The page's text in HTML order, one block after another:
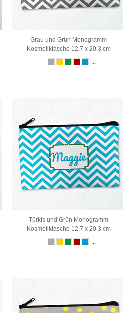
Grau und Grün Monogramm
Kosmetiktasche 12,7 x 20,3 cm
...
Türkis und Grün Monogramm
Kosmetiktasche 12,7 x 20,3 cm
...